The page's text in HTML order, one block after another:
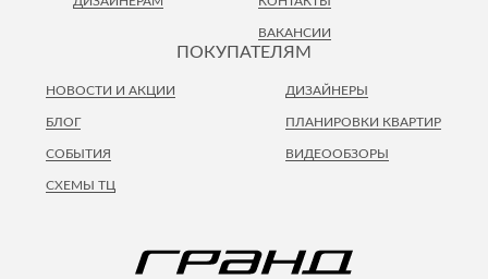
ПОКУПАТЕЛЯМ
НОВОСТИ И АКЦИИ
ПЛАНИРОВКИ КВАРТИР
ВИДЕООБЗОРЫ
БЛОГ
СОБЫТИЯ
СХЕМЫ ТЦ
ДИЗАЙНЕРЫ
ВАКАНСИИ